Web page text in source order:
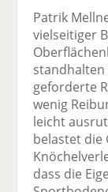
Patrik
vielseitiger
standhalten
geforderte
wenig
leicht
belastet die
dass die